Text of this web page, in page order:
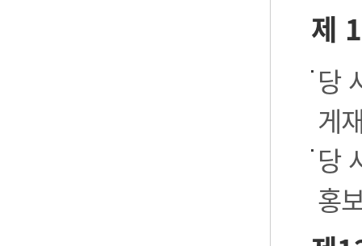
제
당
게
당
홍